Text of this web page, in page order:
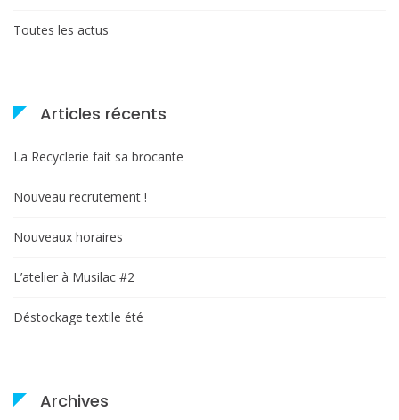
Toutes les actus
Articles récents
La Recyclerie fait sa brocante
Nouveau recrutement !
Nouveaux horaires
L’atelier à Musilac #2
Déstockage textile été
Archives